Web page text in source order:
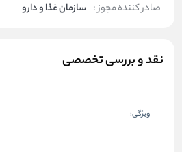
صادر کننده مجوز : سازمان غذا و دارو
نقد و بررسی تخصصی
ویژگی: